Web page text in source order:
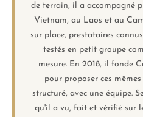
de terrain, il a accompagné
Vietnam, au Laos et au
sur place, prestataires
testés en petit groupe
mesure. En 2018, il fonde
pour proposer ces
structuré, avec une équipe.
qu'il a vu, fait et vérifié sur